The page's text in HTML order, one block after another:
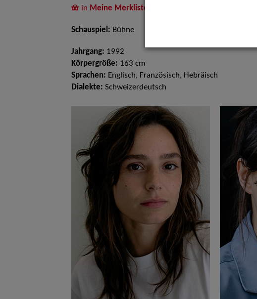
in Meine Merkliste
Schauspiel: Bühne
Jahrgang: 1992
Körpergröße: 163 cm
Sprachen: Englisch, Französisch, Hebräisch
Dialekte: Schweizerdeutsch